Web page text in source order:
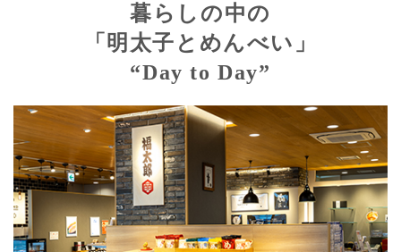
暮らしの中の
「明太子とめんべい」
“Day to Day”